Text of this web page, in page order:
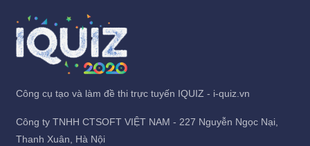
Công cụ tạo và làm đề thi trực tuyến IQUIZ - i-quiz.vn
Công ty TNHH CTSOFT VIỆT NAM - 227 Nguyễn Ngọc Nại,
Thanh Xuân, Hà Nội